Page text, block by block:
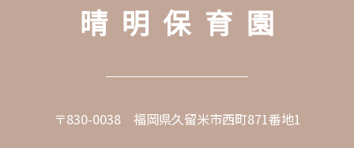
晴明保育園
〒830-0038 福岡県久留米市西町871番地1